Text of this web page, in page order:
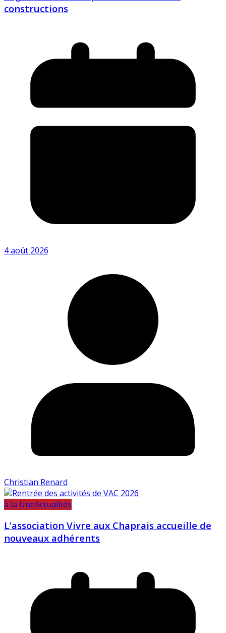
constructions
4 août 2026
Christian Renard
à la UneActualités
L’association Vivre aux Chaprais accueille de
nouveaux adhérents